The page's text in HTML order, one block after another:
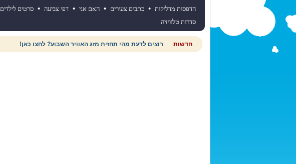
הדפסות מדליקות • כתבים צעירים • האם אני • דפי צביעה • סרטים לילדים
סדרות טלוויזיה
חדשות רוצים לדעת מהי תחזית מזג האוויר השבוע? לחצו כאן!